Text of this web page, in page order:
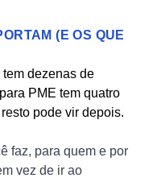
(E OS QUE
dezenas de
PME tem quatro
pode vir depois.
faz, para quem e por
vez de ir ao